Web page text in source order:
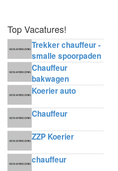
Top Vacatures!
Trekker chauffeur -
smalle spoorpaden
Chauffeur
bakwagen
horecadistributie
Koerier auto
Chauffeur
ZZP Koerier
chauffeur